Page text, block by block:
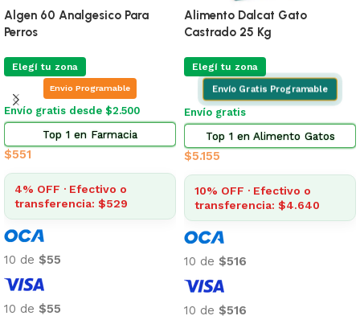
Entero Chronic Sobre 4 G
Envio Programable
Envío gratis desde $2.500
Top 4 en Farmacia
4% OFF · Efectivo o
transferencia: $140
10 de$15
10 de$15
Añadir al carrito
Pro Omega Cachorro Pequeño
1 Kg
Elegí tu zona
Envio Programable
Envío gratis desde $2.500
Top 13 en Alimento Perros
$356
4% OFF · Efectivo o
transferencia: $342
10 de $36
10 de $36